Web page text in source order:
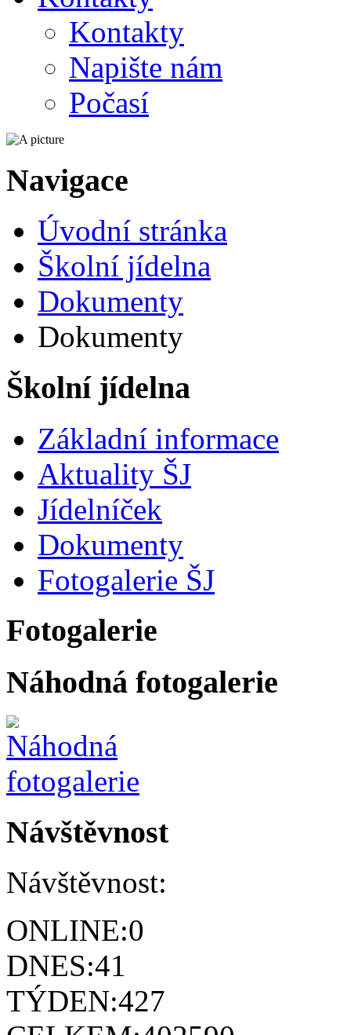
Kontakty
Napište nám
Počasí
Navigace
Úvodní stránka
Školní jídelna
Dokumenty
Dokumenty
Školní jídelna
Základní informace
Aktuality ŠJ
Jídelníček
Dokumenty
Fotogalerie ŠJ
Fotogalerie
Náhodná fotogalerie
Návštěvnost
Návštěvnost:
ONLINE:0
DNES:41
TÝDEN:427